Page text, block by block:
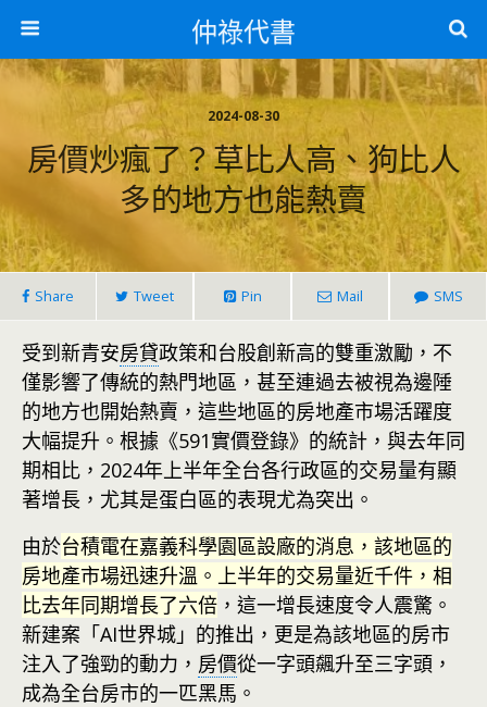
仲祿代書
2024-08-30
房價炒瘋了？草比人高、狗比人
多的地方也能熱賣
Share Tweet Pin Mail SMS
受到新青安房貸政策和台股創新高的雙重激勵，不
僅影響了傳統的熱門地區，甚至連過去被視為邊陲
的地方也開始熱賣，這些地區的房地產市場活躍度
大幅提升。根據《591實價登錄》的統計，與去年同
期相比，2024年上半年全台各行政區的交易量有顯
著增長，尤其是蛋白區的表現尤為突出。
由於台積電在嘉義科學園區設廠的消息，該地區的
房地產市場迅速升溫。上半年的交易量近千件，相
比去年同期增長了六倍 ，這一增長速度令人震驚。
新建案「AI世界城」的推出，更是為該地區的房市
注入了強勁的動力， 房價從一字頭飆升至三字頭，
成為全台房市的一匹黑馬。